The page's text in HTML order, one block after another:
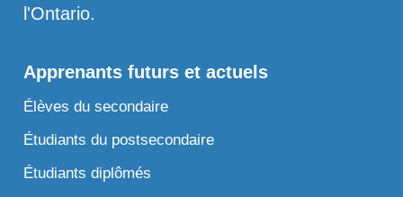
l'Ontario.
Apprenants futurs et actuels
Élèves du secondaire
Étudiants du postsecondaire
Étudiants diplômés